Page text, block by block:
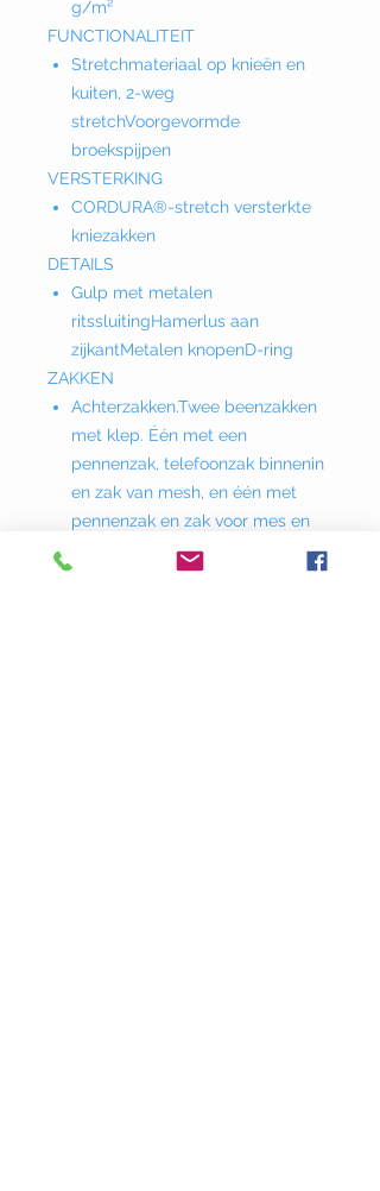
g/m²
FUNCTIONALITEIT
Stretchmateriaal op knieën en
kuiten, 2-weg
stretchVoorgevormde
broekspijpen
VERSTERKING
CORDURA®-stretch versterkte
kniezakken
DETAILS
Gulp met metalen
ritssluitingHamerlus aan
zijkantMetalen knopenD-ring
ZAKKEN
Achterzakken.Twee beenzakken
met klep. Één met een
pennenzak, telefoonzak binnenin
en zak van mesh, en één met
pennenzak en zak voor mes en
opening voor een
duimstok.SteekzakkenKniescher